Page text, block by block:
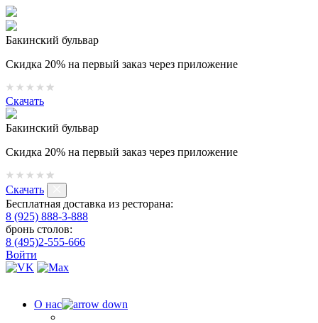
Бакинский бульвар
Скидка 20% на первый заказ через приложение
Скачать
Бакинский бульвар
Скидка 20% на первый заказ через приложение
Скачать
Бесплатная доставка из ресторана:
8 (925) 888-3-888
бронь столов:
8 (495)2-555-666
Войти
О нас